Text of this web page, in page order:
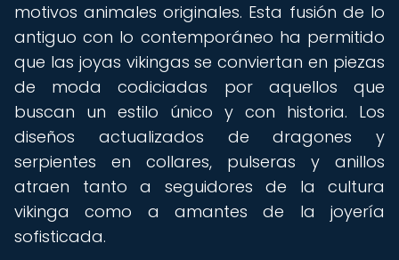
motivos animales originales. Esta fusión de lo
antiguo con lo contemporáneo ha permitido
que las joyas vikingas se conviertan en piezas
de moda codiciadas por aquellos que
buscan un estilo único y con historia. Los
diseños actualizados de dragones y
serpientes en collares, pulseras y anillos
atraen tanto a seguidores de la cultura
vikinga como a amantes de la joyería
sofisticada.